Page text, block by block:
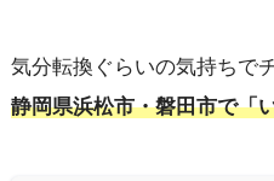
気分転換ぐらいの気持ちで
静岡県浜松市・磐田市で「